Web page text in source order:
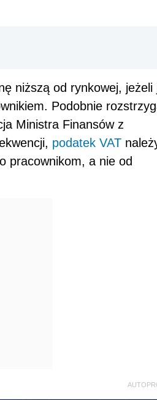
niższą od rynkowej, jeżeli
Podobnie
Ministra Finansów z
podatek VAT
pracownikom, a nie od